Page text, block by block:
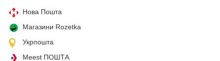
Нова Пошта
Магазини Rozetka
Укрпошта
Meest ПОШТА